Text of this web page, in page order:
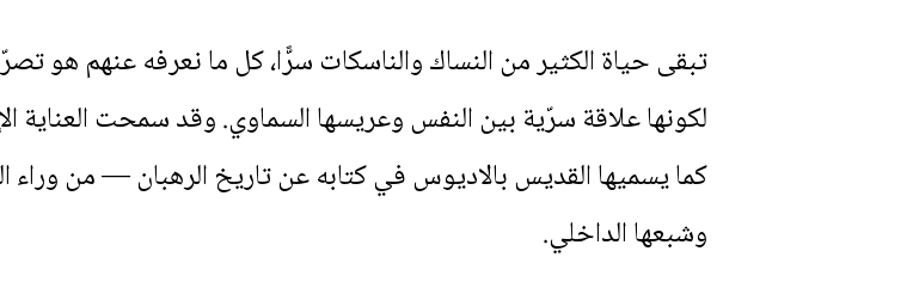
تبقى حياة الكثير من النساك والناسكات سرًّا، كل ما نعرفه عنهم هو
لكونها علاقة سرّية بين النفس وعريسها السماوي. وقد سمحت العناية
كما يسميها القديس بالاديوس في كتابه عن تاريخ الرهبان — من
وشبعها الداخلي.